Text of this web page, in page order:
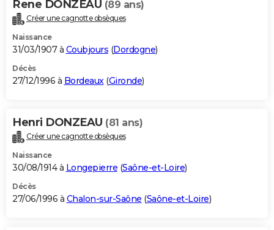
Rene DONZEAU (89 ans)
Créer une cagnotte obsèques
Naissance
31/03/1907 à Coubjours (Dordogne)
Décès
27/12/1996 à Bordeaux(Gironde)
Henri DONZEAU (81 ans)
Créer une cagnotte obsèques
Naissance
30/08/1914 à Longepierre (Saône-et-Loire)
Décès
27/06/1996 à Chalon-sur-Saône (Saône-et-Loire)